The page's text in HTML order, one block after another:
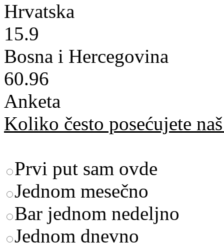
Hrvatska
15.9
Bosna i Hercegovina
60.96
Anketa
Koliko često posećujete
Prvi put sam ovde
Jednom mesečno
Bar jednom nedeljno
Jednom dnevno